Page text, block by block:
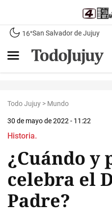
16°San Salvador de Jujuy
Todo Jujuy > Mundo
30 de mayo de 2022 - 11:22
Historia.
¿Cuándo y
celebra el
Padre?